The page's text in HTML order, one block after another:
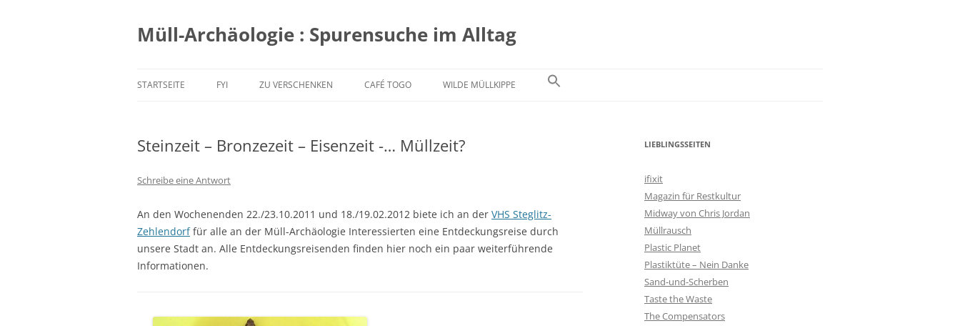
springen
Müll-Archäologie : Spurensuche im Alltag
STARTSEITE FYI ZU VERSCHENKEN CAFÉ TOGO WILDE MÜLLKIPPE
Steinzeit – Bronzezeit – Eisenzeit -… Müllzeit?
Schreibe eine Antwort
An den Wochenenden 22./23.10.2011 und 18./19.02.2012 biete ich an der VHS Steglitz-
Zehlendorffür alle an der Müll-Archäologie Interessierten eine Entdeckungsreise durch
unsere Stadt an. Alle Entdeckungsreisenden finden hier noch ein paar weiterführende
Informationen.
LIEBLINGSSEITEN
ifixit
Magazin für Restkultur
Midway von Chris Jordan
Müllrausch
Plastic Planet
Plastiktüte – Nein Danke
Sand-und-Scherben
Taste the Waste
The Compensators